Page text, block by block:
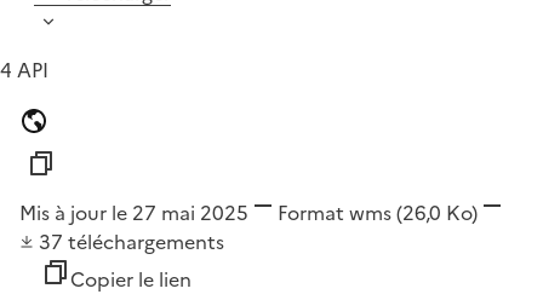
4 API
Mis à jour le 27 mai 2025 Format wms(26,0 Ko)
37 téléchargements
Copier le lien